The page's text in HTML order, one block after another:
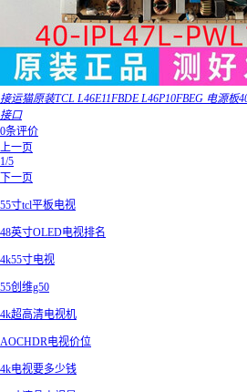
接运猫原装TCL L46E11FBDE L46P10FBEG 电源板
接口
0条评价
上一页
1/5
下一页
55寸tcl平板电视
48英寸OLED电视排名
4k55寸电视
55创维g50
4k超高清电视机
AOCHDR电视价位
4k电视要多少钱